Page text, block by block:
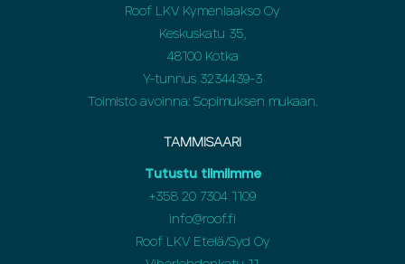
Roof LKV Kymenlaakso Oy
Keskuskatu 35,
48100 Kotka
Y-tunnus 3234439-3
Toimisto avoinna: Sopimuksen mukaan.
TAMMISAARI
Tutustu tiimiimme
+358 20 7304 1109
info@roof.fi
Roof LKV Etelä/Syd Oy